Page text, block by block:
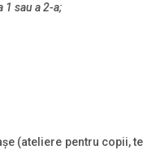
1 sau a 2-a;
(ateliere pentru copii,